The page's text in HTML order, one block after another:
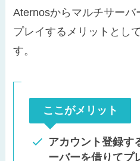
Aternosからマルチサーバ
プレイするメリットとし
す。
ここがメリット
アカウント登録す
ーバーを借りてプ